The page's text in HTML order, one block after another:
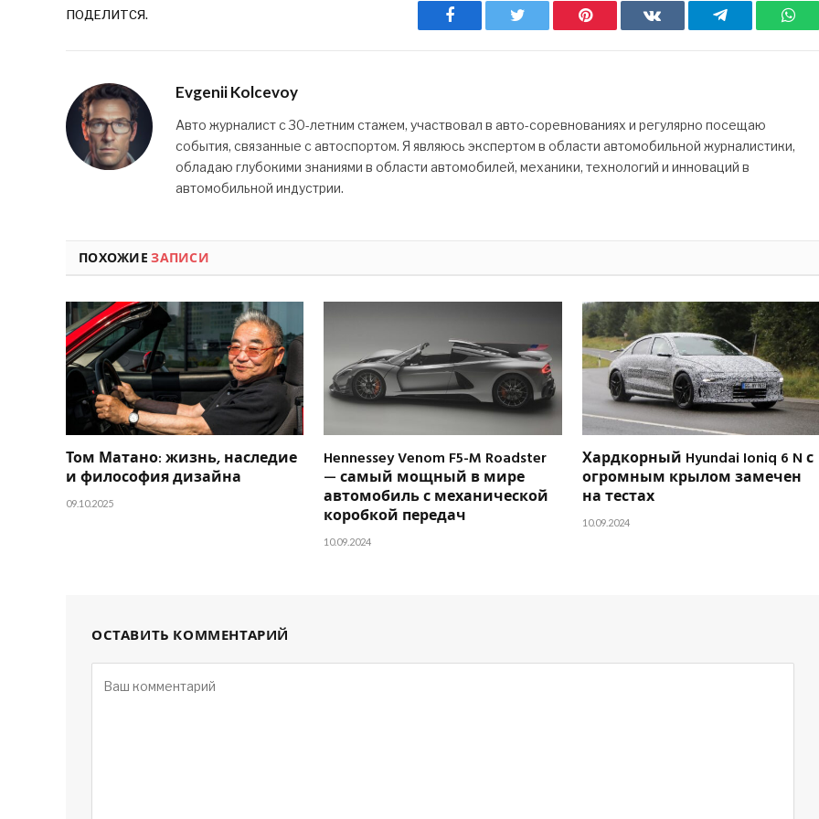
ПОДЕЛИТСЯ. Facebook Twitter Pinterest ВКонтактеTelegram
Evgenii Kolcevoy
Авто журналист с 30-летним стажем, участвовал в авто-соревнованиях и регулярно посещаю
события, связанные с автоспортом. Я являюсь экспертом в области автомобильной журналистики,
обладаю глубокими знаниями в области автомобилей, механики, технологий и инноваций в
автомобильной индустрии.
ПОХОЖИЕЗАПИСИ
Том Матано: жизнь, наследие
и философия дизайна
09.10.2025
Hennessey Venom F5-M Roadster
— самый мощный в мире
автомобиль с механической
коробкой передач
10.09.2024
Хардкорный Hyundai Ioniq 6 N с
огромным крылом замечен
на тестах
10.09.2024
ОСТАВИТЬ КОММЕНТАРИЙ